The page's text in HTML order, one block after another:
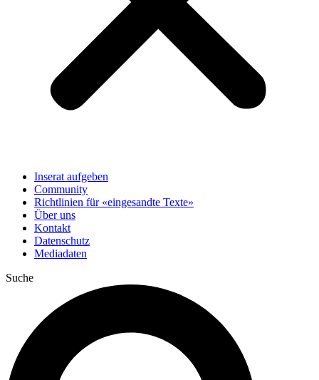
Inserat aufgeben
Community
Richtlinien für «eingesandte Texte»
Über uns
Kontakt
Datenschutz
Mediadaten
Suche